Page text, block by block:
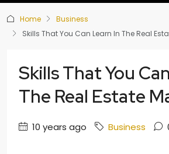
Home
Business
Skills That You Can Learn In The Real
Skills That You
The Real Estate
10 years ago Business